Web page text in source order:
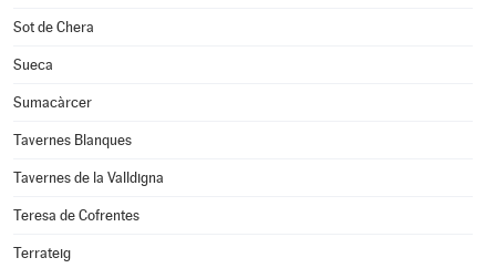
Sot de Chera
Sueca
Sumacàrcer
Tavernes Blanques
Tavernes de la Valldigna
Teresa de Cofrentes
Terrateig